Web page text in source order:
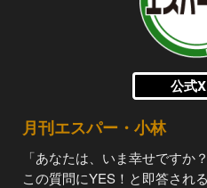
公式X
月刊エスパー・小林
「あなたは、いま幸せですか？
この質問にYES！と即答され